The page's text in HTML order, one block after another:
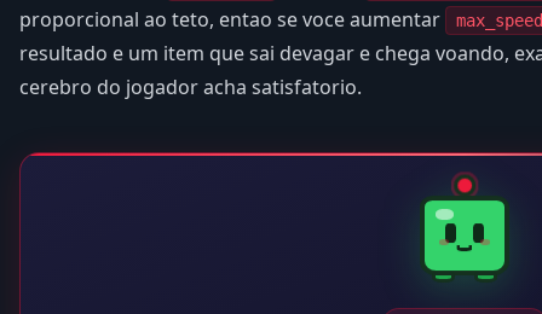
proporcional ao teto, entao se voce aumentar max_speed
resultado e um item que sai devagar e chega voando,
cerebro do jogador acha satisfatorio.